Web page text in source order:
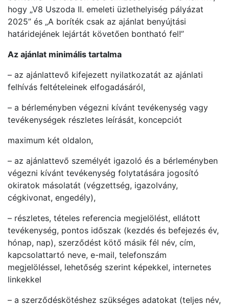
hogy „V8 Uszoda II. emeleti üzlethelyiség pályázat
2025” és „A boríték csak az ajánlat benyújtási
határidejének lejártát követően bontható fel!”
Az ajánlat minimális tartalma
– az ajánlattevő kifejezett nyilatkozatát az ajánlati
felhívás feltételeinek elfogadásáról,
– a bérleményben végezni kívánt tevékenység vagy
tevékenységek részletes leírását, koncepciót
maximum két oldalon,
– az ajánlattevő személyét igazoló és a bérleményben
végezni kívánt tevékenység folytatására jogosító
okiratok másolatát (végzettség, igazolvány,
cégkivonat, engedély),
– részletes, tételes referencia megjelölést, ellátott
tevékenység, pontos időszak (kezdés és befejezés év,
hónap, nap), szerződést kötő másik fél név, cím,
kapcsolattartó neve, e-mail, telefonszám
megjelöléssel, lehetőség szerint képekkel, internetes
linkekkel
– a szerződéskötéshez szükséges adatokat (teljes név,